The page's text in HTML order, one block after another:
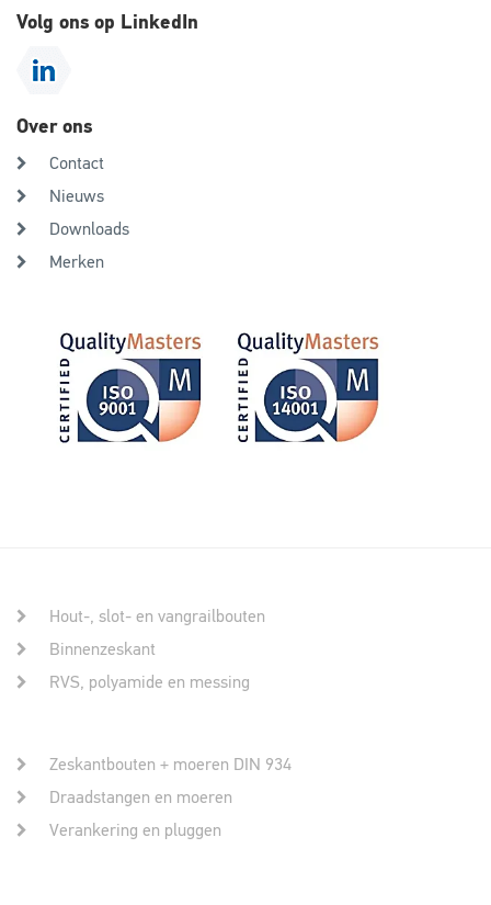
Volg ons op LinkedIn
Over ons
Contact
Nieuws
Downloads
Merken
Hout-, slot- en vangrailbouten
Binnenzeskant
RVS, polyamide en messing
Zeskantbouten + moeren DIN 934
Draadstangen en moeren
Verankering en pluggen